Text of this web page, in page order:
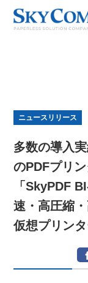
ニュースリリース
多数の導入
のPDFプリ
「SkyPDF
速・高圧縮
仮想プリン